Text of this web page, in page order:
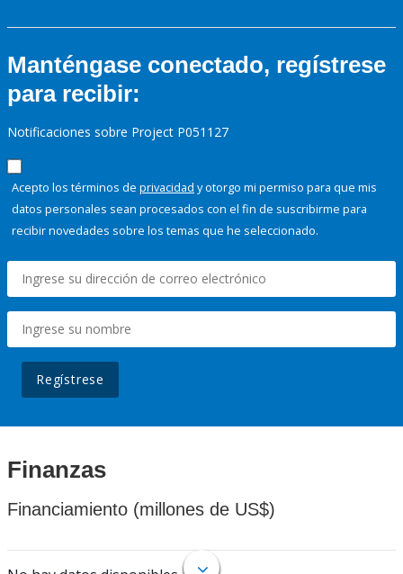
Manténgase conectado, regístrese
para recibir:
Notificaciones sobre Project P051127
Acepto los términos de privacidad y otorgo mi permiso para que mis
datos personales sean procesados con el fin de suscribirme para
recibir novedades sobre los temas que he seleccionado.
Regístrese
Finanzas
Financiamiento (millones de US$)